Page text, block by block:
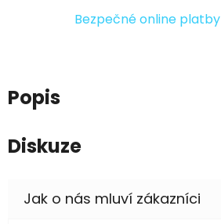
Bezpečné online platby
Popis
Diskuze